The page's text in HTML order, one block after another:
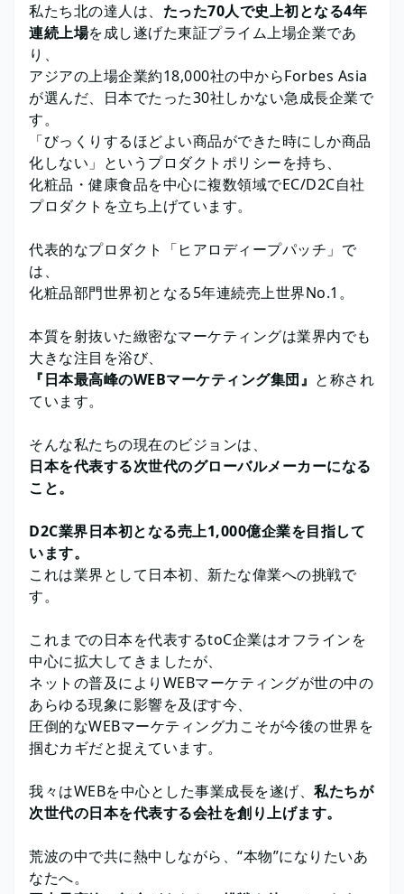
私たち北の達人は、 たった70人で史上初となる4年
連続上場を成し遂げた東証プライム上場企業であ
り、
アジアの上場企業約18,000社の中からForbes Asia
が選んだ、日本でたった30社しかない急成長企業で
す。
「びっくりするほどよい商品ができた時にしか商品
化しない」というプロダクトポリシーを持ち、
化粧品・健康食品を中心に複数領域でEC/D2C自社
プロダクトを立ち上げています。
代表的なプロダクト「ヒアロディープパッチ」で
は、
化粧品部門世界初となる5年連続売上世界No.1。
本質を射抜いた緻密なマーケティングは業界内でも
大きな注目を浴び、
『日本最高峰のWEBマーケティング集団』 と称され
ています。
そんな私たちの現在のビジョンは、
日本を代表する次世代のグローバルメーカーになる
こと。
D2C業界日本初となる売上1,000億企業を目指して
います。
これは業界として日本初、新たな偉業への挑戦で
す。
これまでの日本を代表するtoC企業はオフラインを
中心に拡大してきましたが、
ネットの普及によりWEBマーケティングが世の中の
あらゆる現象に影響を及ぼす今、
圧倒的なWEBマーケティング力こそが今後の世界を
掴むカギだと捉えています。
我々はWEBを中心とした事業成長を遂げ、 私たちが
次世代の日本を代表する会社を創り上げます。
荒波の中で共に熱中しながら、“本物”になりたいあ
なたへ。